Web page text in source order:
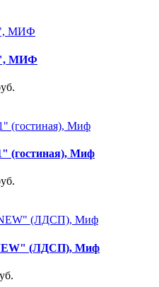
МИФ
(гостиная), Миф
(ЛДСП), Миф